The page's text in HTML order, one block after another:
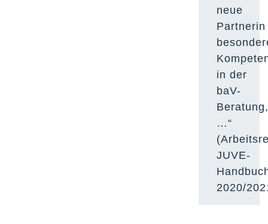
neue
Partnerin
in der
baV-
…“
JUVE-
2020/